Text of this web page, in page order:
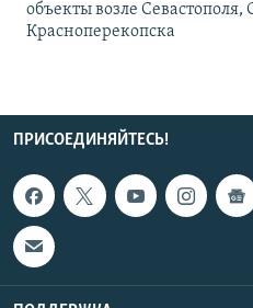
объекты возле
Красноперекопска
ПРИСОЕДИНЯЙТЕСЬ!